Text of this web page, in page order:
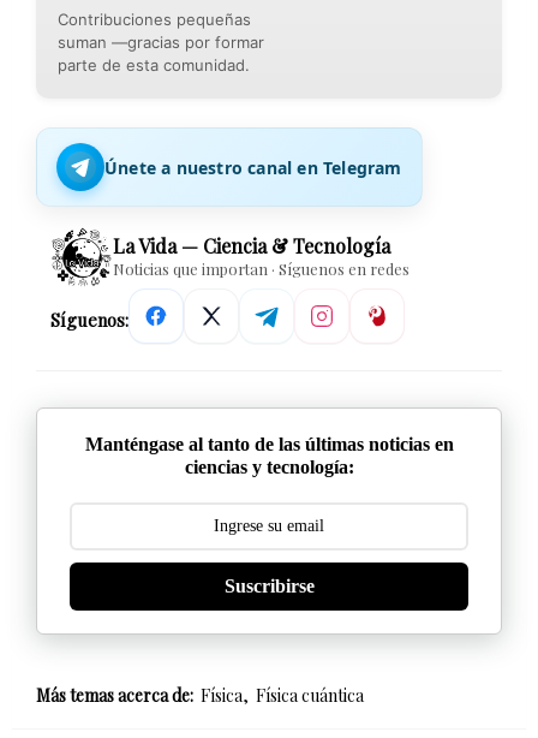
Contribuciones pequeñas
suman —gracias por formar
parte de esta comunidad.
Únete a nuestro canal en Telegram
La Vida — Ciencia & Tecnología
Noticias que importan · Síguenos en redes
Síguenos:
Manténgase al tanto de las últimas noticias en
ciencias y tecnología:
Suscribirse
Más temas acerca de: Física Física cuántica